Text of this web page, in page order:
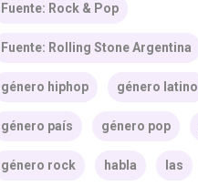
Fuente: Rock & Pop
Fuente: Rolling Stone Argentina
género hiphop género latino
género país género pop
género rock habla las